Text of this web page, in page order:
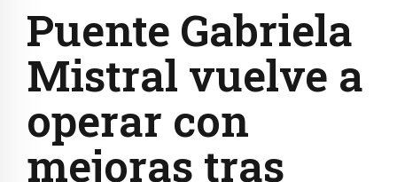
Puente Gabriela
Mistral vuelve a
operar con
mejoras tras